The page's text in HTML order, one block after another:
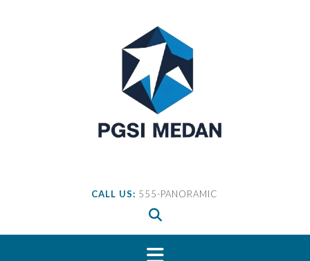
CALL US: 555-PANORAMIC